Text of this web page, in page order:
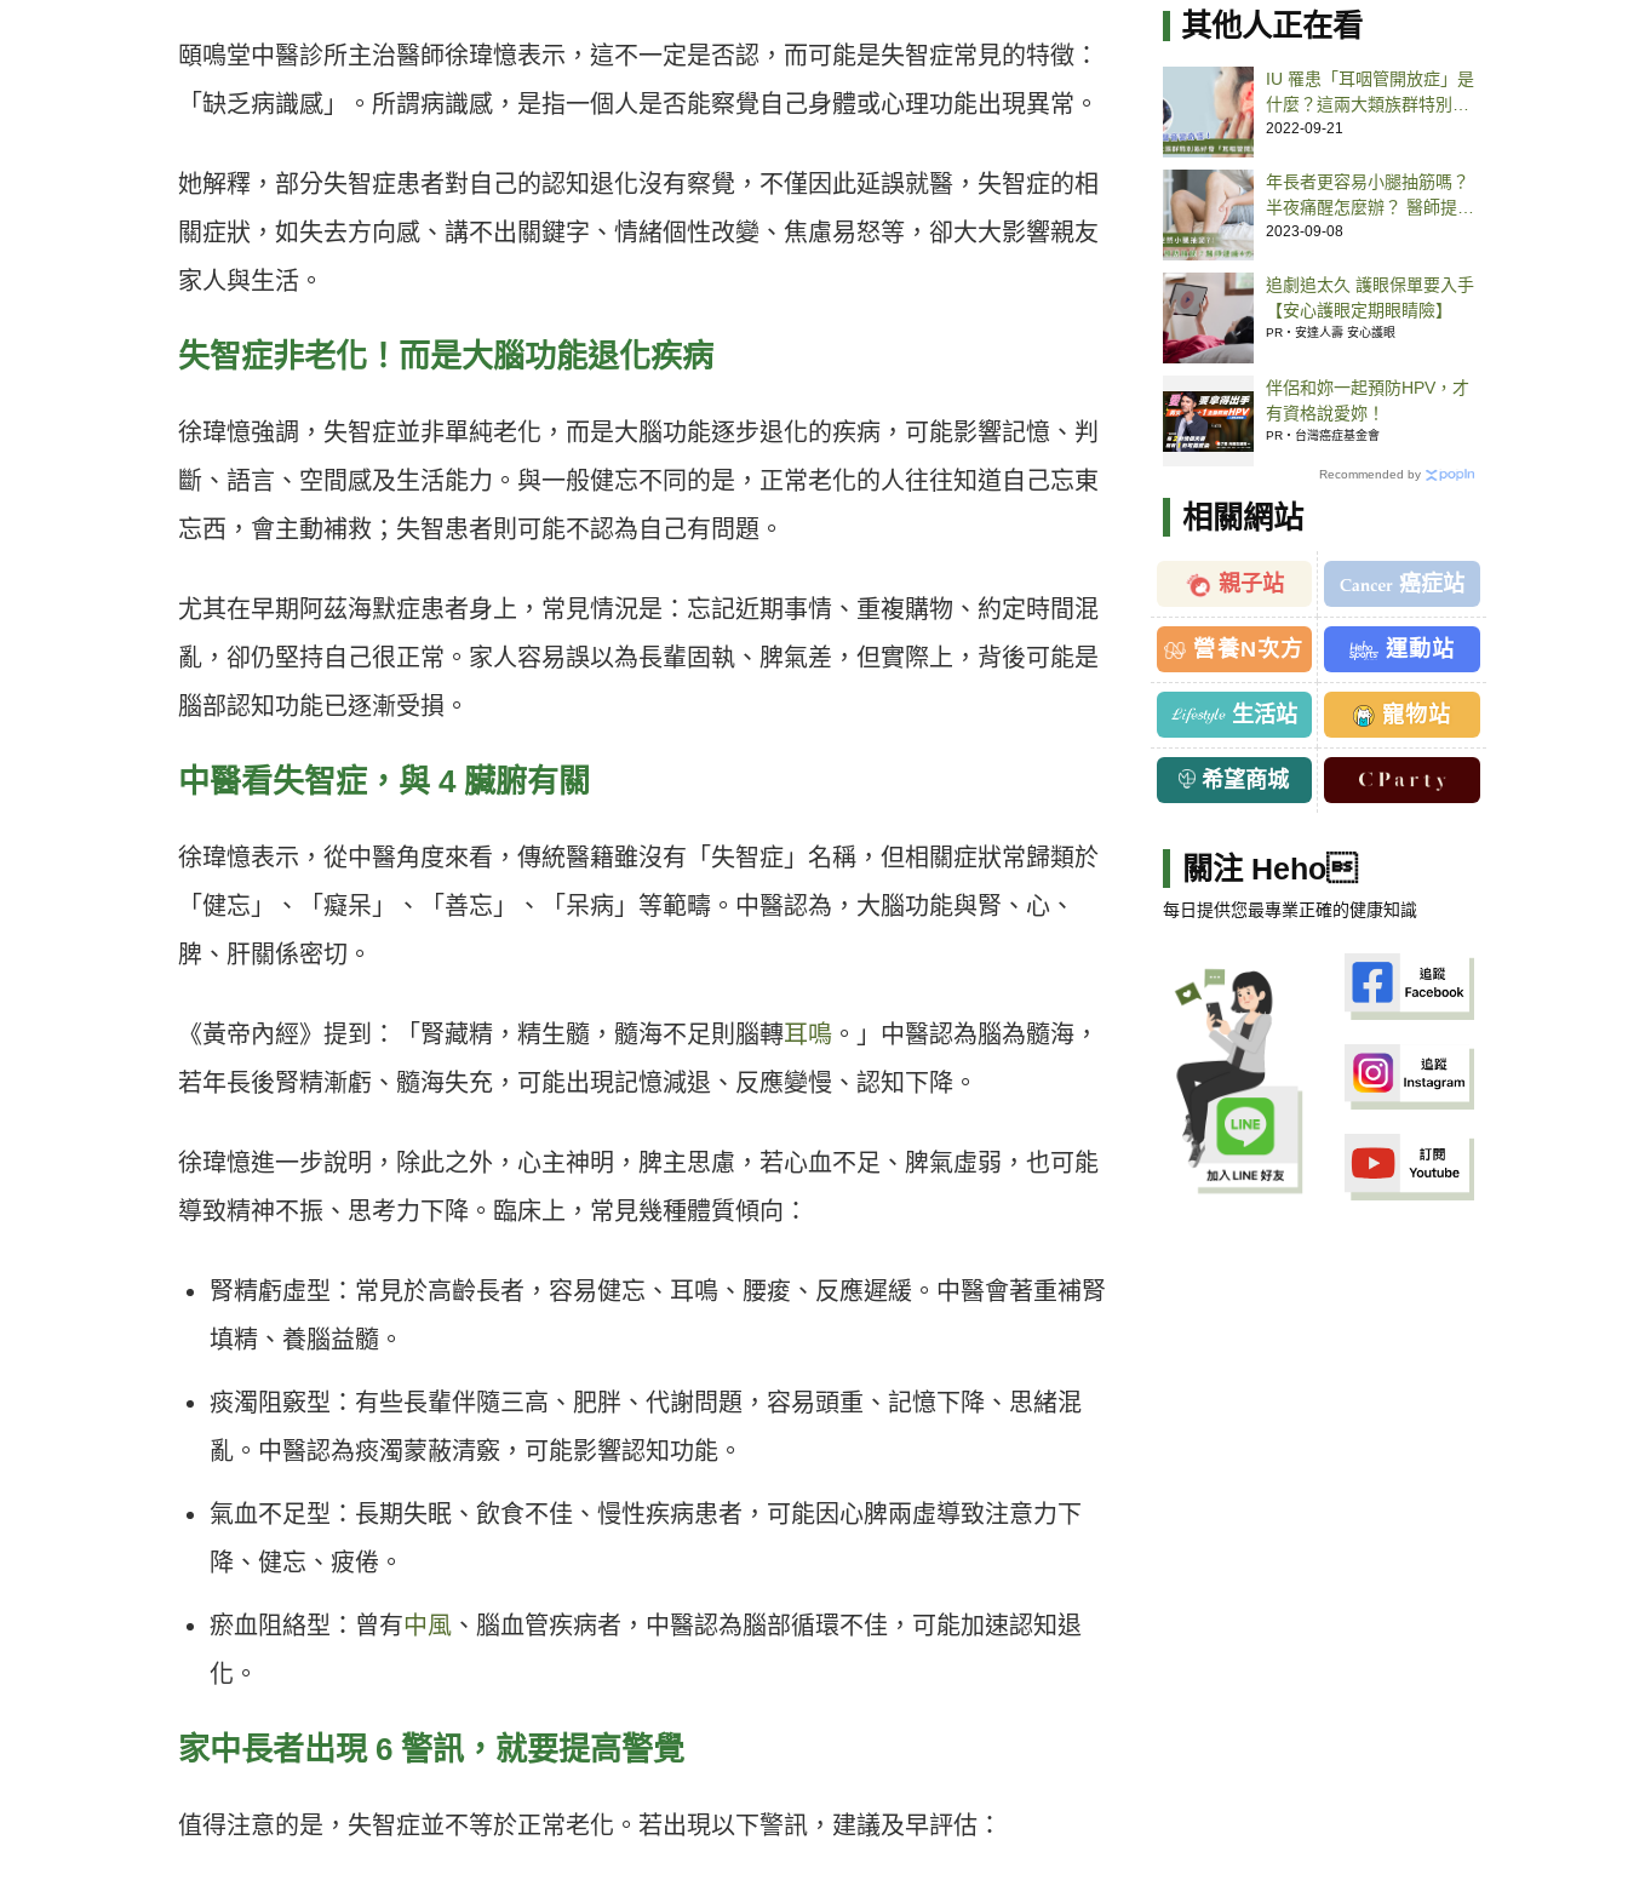
頤鳴堂中醫診所主治醫師徐瑋憶表示，這不一定是否認，而可能是失智症常見的特徵：
「缺乏病識感」。所謂病識感，是指一個人是否能察覺自己身體或心理功能出現異常。
她解釋，部分失智症患者對自己的認知退化沒有察覺，不僅因此延誤就醫，失智症的相
關症狀，如失去方向感、講不出關鍵字、情緒個性改變、焦慮易怒等，卻大大影響親友
家人與生活。
失智症非老化！而是大腦功能退化疾病
徐瑋憶強調，失智症並非單純老化，而是大腦功能逐步退化的疾病，可能影響記憶、判
斷、語言、空間感及生活能力。與一般健忘不同的是，正常老化的人往往知道自己忘東
忘西，會主動補救；失智患者則可能不認為自己有問題。
尤其在早期阿茲海默症患者身上，常見情況是：忘記近期事情、重複購物、約定時間混
亂，卻仍堅持自己很正常。家人容易誤以為長輩固執、脾氣差，但實際上，背後可能是
腦部認知功能已逐漸受損。
中醫看失智症，與 4 臟腑有關
徐瑋憶表示，從中醫角度來看，傳統醫籍雖沒有「失智症」名稱，但相關症狀常歸類於
「健忘」、「癡呆」、「善忘」、「呆病」等範疇。中醫認為，大腦功能與腎、心、
脾、肝關係密切。
《黃帝內經》提到：「腎藏精，精生髓，髓海不足則腦轉耳鳴 。」中醫認為腦為髓海，
若年長後腎精漸虧、髓海失充，可能出現記憶減退、反應變慢、認知下降。
徐瑋憶進一步說明，除此之外，心主神明，脾主思慮，若心血不足、脾氣虛弱，也可能
導致精神不振、思考力下降。臨床上，常見幾種體質傾向：
腎精虧虛型：常見於高齡長者，容易健忘、耳鳴、腰痠、反應遲緩。中醫會著重補腎
填精、養腦益髓。
痰濁阻竅型：有些長輩伴隨三高、肥胖、代謝問題，容易頭重、記憶下降、思緒混
亂。中醫認為痰濁蒙蔽清竅，可能影響認知功能。
氣血不足型：長期失眠、飲食不佳、慢性疾病患者，可能因心脾兩虛導致注意力下
降、健忘、疲倦。
瘀血阻絡型：曾有中風 、腦血管疾病者，中醫認為腦部循環不佳，可能加速認知退
化。
家中長者出現 6 警訊，就要提高警覺
值得注意的是，失智症並不等於正常老化。若出現以下警訊，建議及早評估：
其他人正在看
IU 罹患「耳咽管開放症」是
什麼？這兩大類族群特別易
好發
2022-09-21
年長者更容易小腿抽筋嗎？
半夜痛醒怎麼辦？ 醫師提供
4 撇步讓你一夜好眠
2023-09-08
追劇追太久 護眼保單要入手
【安心護眼定期眼睛險】
PR・安達人壽 安心護眼
伴侶和妳一起預防HPV，才
有資格說愛妳！
PR・台灣癌症基金會
Recommended by
相關網站
親子站 癌症站
營養N次方 運動站
生活站 寵物站
希望商城
關注 Heho
每日提供您最專業正確的健康知識